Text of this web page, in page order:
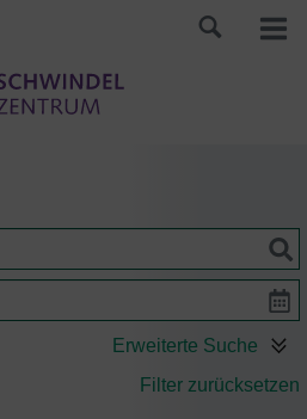
Erweiterte Suche
Filter zurücksetzen